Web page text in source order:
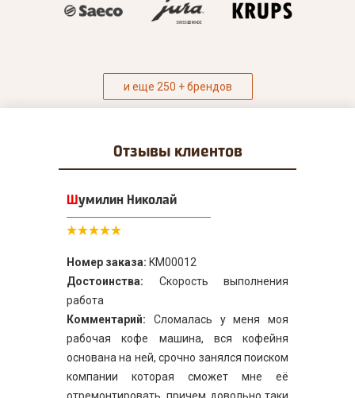
и еще 250 + брендов
Отзывы клиентов
Шумилин Николай
Номер заказа: KM00012
Достоинства: Скорость выполнения
работа
Комментарий: Сломалась у меня моя
рабочая кофе машина, вся кофейня
основана на ней, срочно занялся поиском
компании которая сможет мне её
отремонтировать, причем довольно таки